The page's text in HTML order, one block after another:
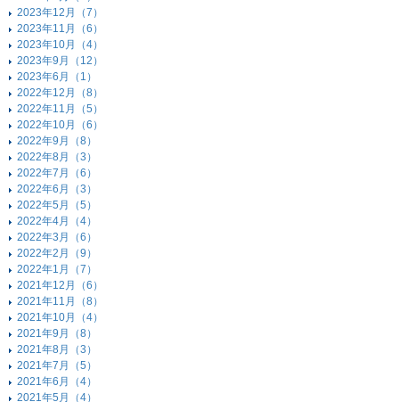
2023年12月（7）
2023年11月（6）
2023年10月（4）
2023年9月（12）
2023年6月（1）
2022年12月（8）
2022年11月（5）
2022年10月（6）
2022年9月（8）
2022年8月（3）
2022年7月（6）
2022年6月（3）
2022年5月（5）
2022年4月（4）
2022年3月（6）
2022年2月（9）
2022年1月（7）
2021年12月（6）
2021年11月（8）
2021年10月（4）
2021年9月（8）
2021年8月（3）
2021年7月（5）
2021年6月（4）
2021年5月（4）